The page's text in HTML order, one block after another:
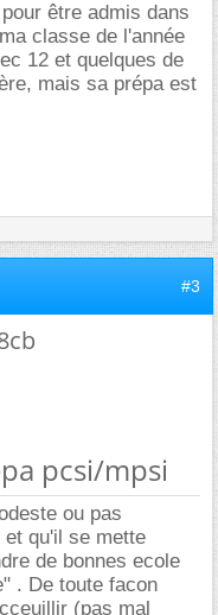
être admis dans
classe de l'année
12 et quelques de
mais sa prépa est
#3
pcsi/mpsi
ou pas
qu'il se mette
de bonnes ecole
. De toute facon
(pas mal